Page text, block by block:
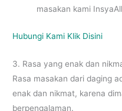
masakan kami
Hubungi Kami Klik Disini
3. Rasa yang enak dan
Rasa masakan dari daging
enak dan nikmat, karena
berpengalaman.